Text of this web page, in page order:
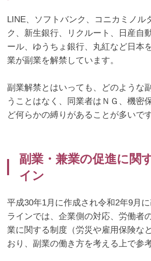
LINE、ソフトバンク、コニカミノル
ク、新生銀行、リクルート、日産自
ール、ゆうちょ銀行、丸紅など日本
業が副業を解禁しています。
副業解禁とはいっても、どのような
うことはなく、同業者はＮＧ、機密
ど何らかの縛りがあることが多いです
副業・兼業の促進に関
イン
平成30年1月に作成され令和2年9月
ラインでは、企業側の対応、労働者
業に関する制度（労災や雇用保険な
おり、副業の働き方を考える上で参